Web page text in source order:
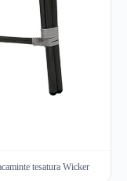
tesatura Wicker